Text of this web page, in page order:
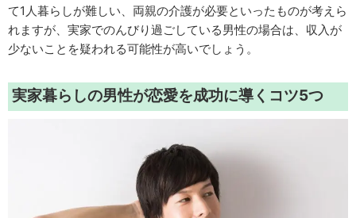
て1人暮らしが難しい、両親の介護が必要といったものが考えら
れますが、実家でのんびり過ごしている男性の場合は、収入が
少ないことを疑われる可能性が高いでしょう。
実家暮らしの男性が恋愛を成功に導くコツ5つ